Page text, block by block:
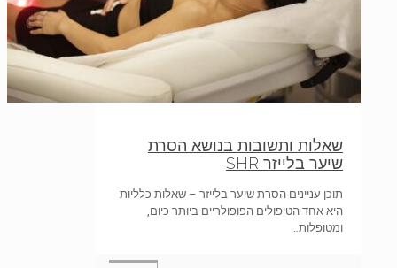
שאלות ותשובות בנושא הסרת
שיער בלייזר SHR
תוכן עניינים הסרת שיער בלייזר – שאלות כלליות
היא אחד הטיפולים הפופולריים ביותר כיום,
ומטופלות…